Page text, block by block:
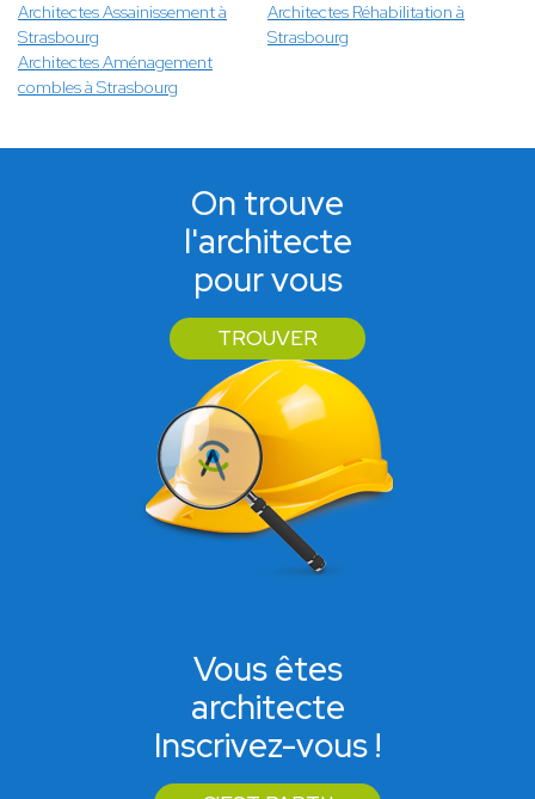
Architectes Assainissement à
Strasbourg
Architectes Réhabilitation à
Strasbourg
Architectes Aménagement
combles à Strasbourg
On trouve
l'architecte
pour vous
TROUVER
Vous êtes
architecte
Inscrivez-vous !